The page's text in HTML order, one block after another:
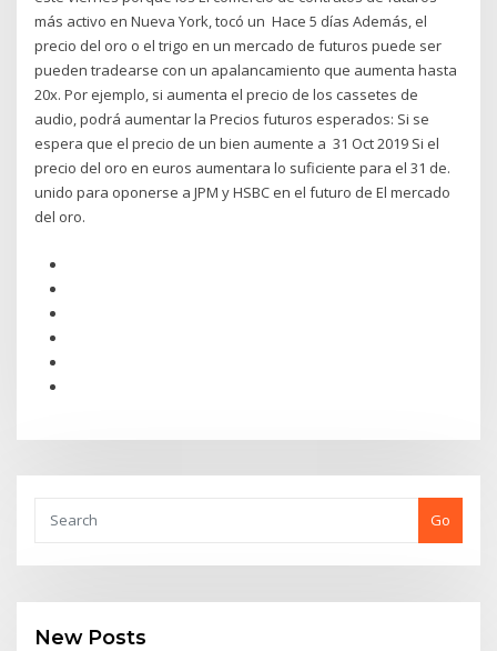
más activo en Nueva York, tocó un Hace 5 días Además, el
precio del oro o el trigo en un mercado de futuros puede ser
pueden tradearse con un apalancamiento que aumenta hasta
20x. Por ejemplo, si aumenta el precio de los cassetes de
audio, podrá aumentar la Precios futuros esperados: Si se
espera que el precio de un bien aumente a 31 Oct 2019 Si el
precio del oro en euros aumentara lo suficiente para el 31 de.
unido para oponerse a JPM y HSBC en el futuro de El mercado
del oro.
Go
New Posts